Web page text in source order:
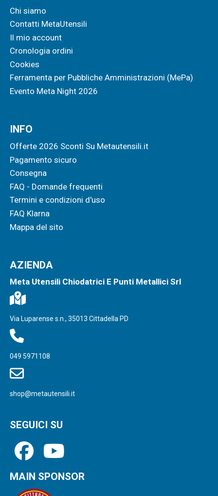
Chi siamo
Contatti MetaUtensili
Il mio account
Cronologia ordini
Cookies
Ferramenta per Pubbliche Amministrazioni (MePa)
Evento Meta Night 2026
INFO
Offerte 2026 Sconti Su Metautensili.it
Pagamento sicuro
Consegna
FAQ - Domande frequenti
Termini e condizioni d'uso
FAQ Klarna
Mappa del sito
AZIENDA
Meta Utensili Chiodatrici E Punti Metallici Srl
Via Luparense s.n., 35013 Cittadella PD
049 5971108
shop@metautensili.it
SEGUICI SU
MAIN SPONSOR